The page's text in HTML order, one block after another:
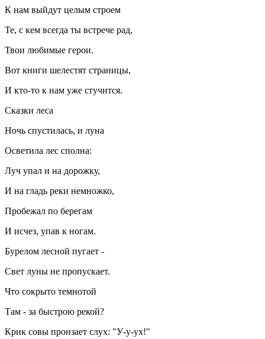
К нам выйдут целым строем
Те, с кем всегда ты встрече рад,
Твои любимые герои.
Вот книги шелестят страницы,
И кто-то к нам уже стучится.
Сказки леса
Ночь спустилась, и луна
Осветила лес сполна:
Луч упал и на дорожку,
И на гладь реки немножко,
Пробежал по берегам
И исчез, упав к ногам.
Бурелом лесной пугает -
Свет луны не пропускает.
Что сокрыто темнотой
Там - за быстрою рекой?
Крик совы пронзает слух: "У-у-ух!"